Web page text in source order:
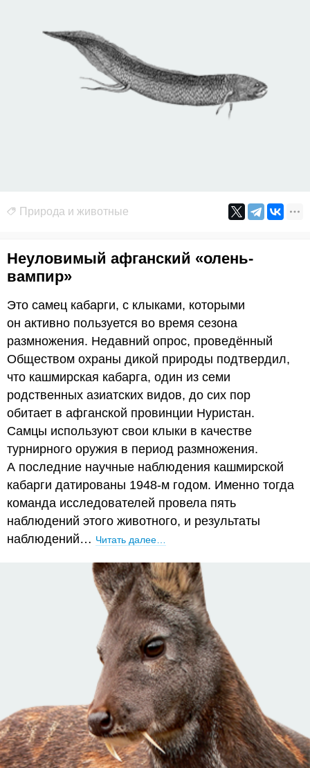
Природа и животные
Неуловимый афганский «олень-
вампир»
Это самец кабарги, с клыками, которыми
он активно пользуется во время сезона
размножения. Недавний опрос, проведённый
Обществом охраны дикой природы подтвердил,
что кашмирская кабарга, один из семи
родственных азиатских видов, до сих пор
обитает в афганской провинции Нуристан.
Самцы используют свои клыки в качестве
турнирного оружия в период размножения.
А последние научные наблюдения кашмирской
кабарги датированы 1948-м годом. Именно тогда
команда исследователей провела пять
наблюдений этого животного, и результаты
наблюдений… Читать далее…